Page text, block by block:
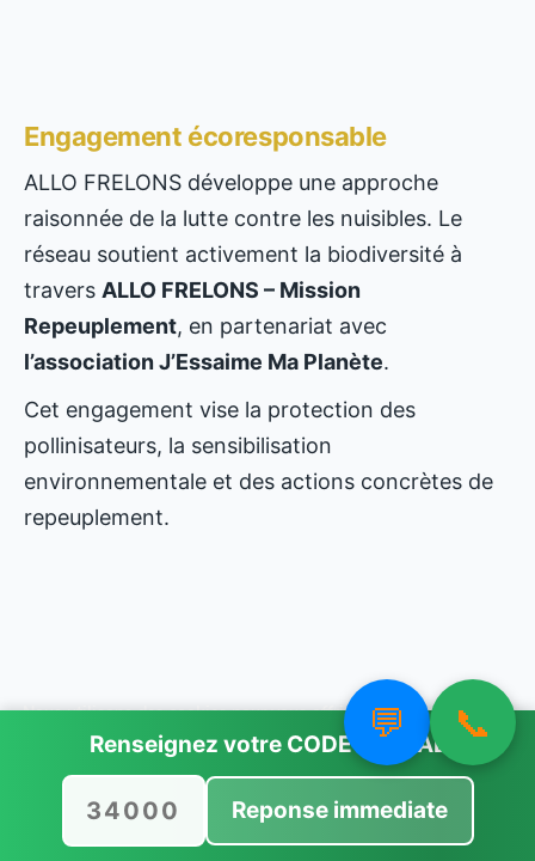
Nous utilisons des cookies pour vous offrir la meilleure
expérience sur notre site.
Vous pouvez en savoir plus sur les cookies que nous utilisons ou
les désactiver dansparamètres.
Accepter Rejeter
Engagement écoresponsable
ALLO FRELONS développe une approche
raisonnée de la lutte contre les nuisibles. Le
réseau soutient activement la biodiversité à
travers ALLO FRELONS – Mission
Repeuplement, en partenariat avec
l’association J’Essaime Ma Planète.
Cet engagement vise la protection des
pollinisateurs, la sensibilisation
environnementale et des actions concrètes de
repeuplement.
💬 📞
Renseignez votre CODE POSTAL
Reponse immediate